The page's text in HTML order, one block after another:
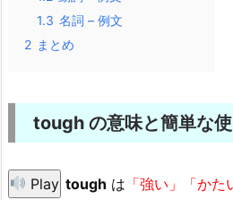
1.3 名詞 – 例文
2 まとめ
tough の意味と簡単な
Play tough は 「強い」「か